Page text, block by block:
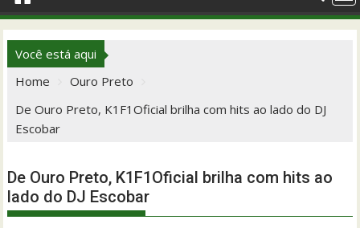
Você está aqui
Home
Ouro Preto
De Ouro Preto, K1F1Oficial brilha com hits ao lado do DJ
Escobar
De Ouro Preto, K1F1Oficial brilha com hits ao
lado do DJ Escobar